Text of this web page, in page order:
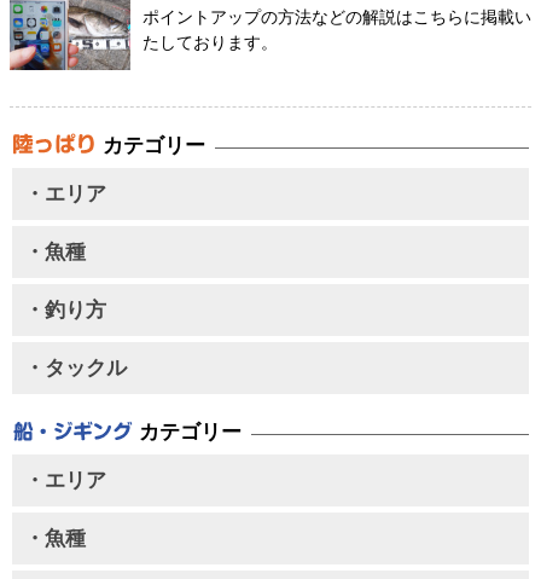
ポイントアップの方法などの解説はこちらに掲載い
たしております。
カテゴリー
・エリア
・魚種
・釣り方
・タックル
カテゴリー
・エリア
・魚種